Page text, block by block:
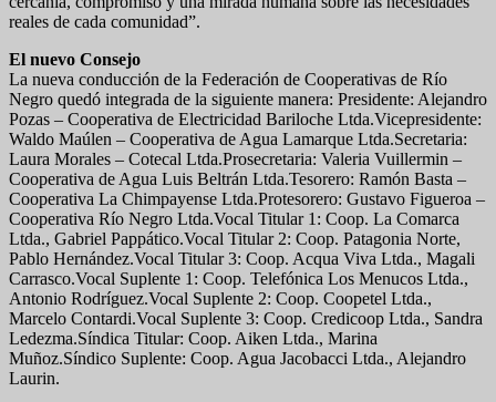
reales de cada comunidad”.
El nuevo Consejo
La nueva conducción de la Federación de Cooperativas de Río
Negro quedó integrada de la siguiente manera: Presidente: Alejandro
Pozas – Cooperativa de Electricidad Bariloche Ltda.Vicepresidente:
Waldo Maúlen – Cooperativa de Agua Lamarque Ltda.Secretaria:
Laura Morales – Cotecal Ltda.Prosecretaria: Valeria Vuillermin –
Cooperativa de Agua Luis Beltrán Ltda.Tesorero: Ramón Basta –
Cooperativa La Chimpayense Ltda.Protesorero: Gustavo Figueroa –
Cooperativa Río Negro Ltda.Vocal Titular 1: Coop. La Comarca
Ltda., Gabriel Pappático.Vocal Titular 2: Coop. Patagonia Norte,
Pablo Hernández.Vocal Titular 3: Coop. Acqua Viva Ltda., Magali
Carrasco.Vocal Suplente 1: Coop. Telefónica Los Menucos Ltda.,
Antonio Rodríguez.Vocal Suplente 2: Coop. Coopetel Ltda.,
Marcelo Contardi.Vocal Suplente 3: Coop. Credicoop Ltda., Sandra
Ledezma.Síndica Titular: Coop. Aiken Ltda., Marina
Muñoz.Síndico Suplente: Coop. Agua Jacobacci Ltda., Alejandro
Laurin.